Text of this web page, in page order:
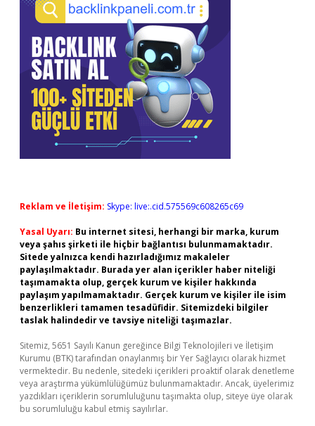
Reklam ve İletişim: Skype: live:.cid.575569c608265c69
Yasal Uyarı: Bu internet sitesi, herhangi bir marka, kurum
veya şahıs şirketi ile hiçbir bağlantısı bulunmamaktadır.
Sitede yalnızca kendi hazırladığımız makaleler
paylaşılmaktadır. Burada yer alan içerikler haber niteliği
taşımamakta olup, gerçek kurum ve kişiler hakkında
paylaşım yapılmamaktadır. Gerçek kurum ve kişiler ile isim
benzerlikleri tamamen tesadüfidir. Sitemizdeki bilgiler
taslak halindedir ve tavsiye niteliği taşımazlar.
Sitemiz, 5651 Sayılı Kanun gereğince Bilgi Teknolojileri ve İletişim
Kurumu (BTK) tarafından onaylanmış bir Yer Sağlayıcı olarak hizmet
vermektedir. Bu nedenle, sitedeki içerikleri proaktif olarak denetleme
veya araştırma yükümlülüğümüz bulunmamaktadır. Ancak, üyelerimiz
yazdıkları içeriklerin sorumluluğunu taşımakta olup, siteye üye olarak
bu sorumluluğu kabul etmiş sayılırlar.